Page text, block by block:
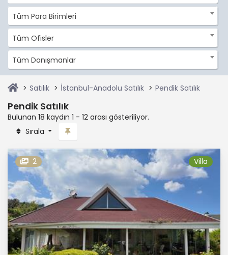
Tüm Para Birimleri
Tüm Ofisler
Tüm Danışmanlar
Satılık İstanbul-Anadolu Satılık Pendik Satılık
Pendik Satılık
Bulunan 18 kaydın 1 - 12 arası gösteriliyor.
Sırala
2 Villa